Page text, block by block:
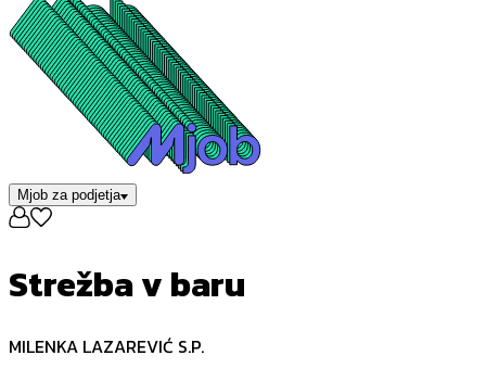
Mjob za podjetja
Strežba v baru
MILENKA LAZAREVIĆ S.P.